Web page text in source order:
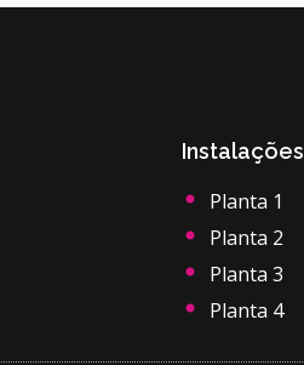
Instalações
Planta 1
Planta 2
Planta 3
Planta 4